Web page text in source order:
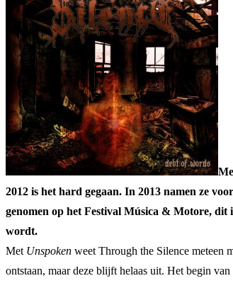
2012 is het hard gegaan. In 2013 namen ze
genomen op het Festival Música & Motore,
wordt.
Met Unspoken weet Through the Silence meteen
ontstaan, maar deze blijft helaas uit. Het begin van